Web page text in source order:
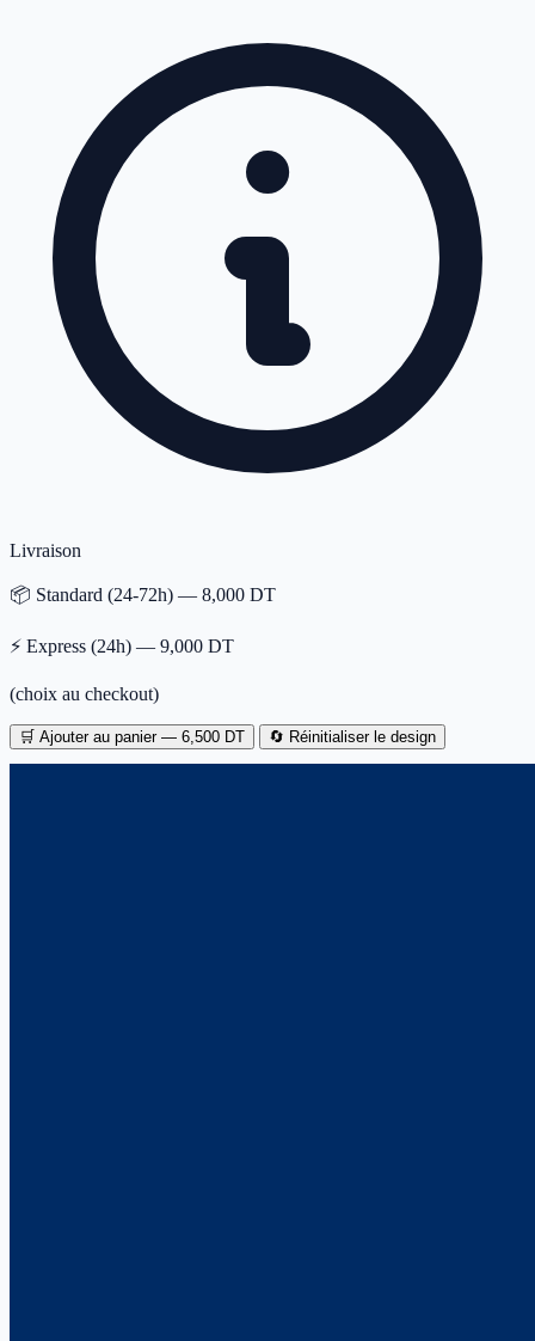
Livraison
📦 Standard (24-72h) — 8,000 DT
⚡ Express (24h) — 9,000 DT
(choix au checkout)
🛒 Ajouter au panier — 6,500 DT 🔄 Réinitialiser le design